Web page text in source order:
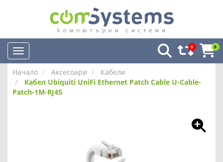
0 0
Начало Аксесоари
Кабели
Кабел Ubiquiti UniFi Ethernet Patch Cable U-Cable-
Patch-1M-RJ45